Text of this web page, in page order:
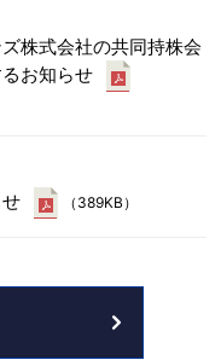
株式会社の共同持株会
お知らせ
（389KB）